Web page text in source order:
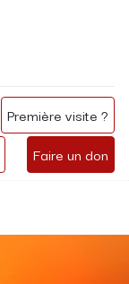
Faire un don
Première visite ?